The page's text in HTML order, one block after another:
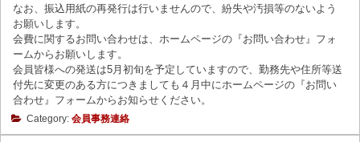
なお、振込用紙の再発行は行いませんので、紛失や汚損等のないよう
お願いします。
会費に関するお問い合わせは、ホームページの『お問い合わせ』フォ
ームからお願いします。
会員皆様への発送は5月初旬を予定していますので、勤務先や住所等送
付先に変更のある方につきましても４月中にホームページの『お問い
合わせ』フォームからお知らせください。
Category: 会員事務連絡